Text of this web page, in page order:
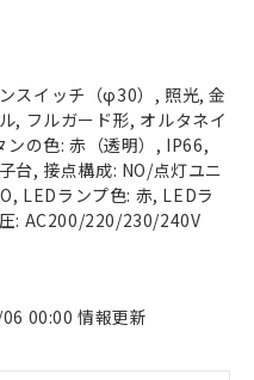
スイッチ（φ30）, 照光, 金
, フルガード形, オルタネイ
ンの色: 赤（透明）, IP66,
台, 接点構成: NO/点灯ユニ
LEDランプ色: 赤, LEDラ
: AC200/220/230/240V
00:00 情報更新